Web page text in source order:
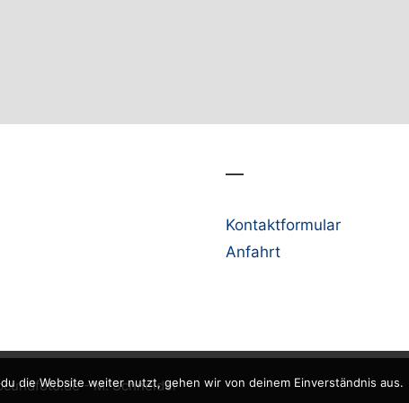
—
Kontaktformular
Anfahrt
- M. Schneider
die Website weiter nutzt, gehen wir von deinem Einverständnis aus.